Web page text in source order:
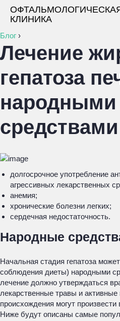
КЛИНИКА
Блог ›
Лечение
гепатоза
народными
средствами
долгосрочное употребление
агрессивных лекарственных
анемия;
хронические болезни легких;
сердечная недостаточность.
Народные
Начальная стадия гепатоза
соблюдения диеты) народными
лечение должно утверждаться
лекарственные травы и
происхождения могут
Ниже будут описаны самые